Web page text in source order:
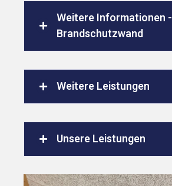
Weitere Informationen -
Brandschutzwand
Weitere Leistungen
Unsere Leistungen